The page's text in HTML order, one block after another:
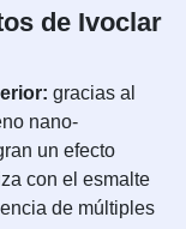
de Ivoclar
gracias al
nano-
un efecto
con el esmalte
de múltiples